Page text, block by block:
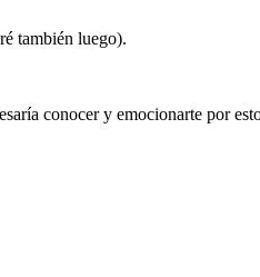
también luego).
conocer y emocionarte por